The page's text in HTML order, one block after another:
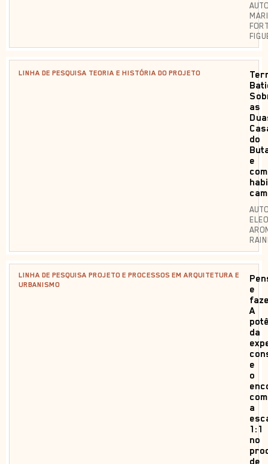
LINHA DE PESQUISA TEORIA E HISTÓRIA DO PROJETO
as
do
e
LINHA DE PESQUISA PROJETO E PROCESSOS EM ARQUITETURA E
URBANISMO
e
A
da
e
o
com
a
1:1
no
de